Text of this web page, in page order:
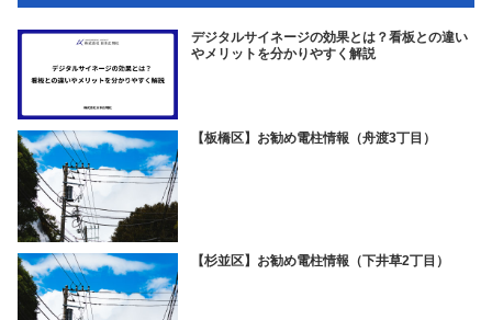
デジタルサイネージの効果とは？看板との違い
やメリットを分かりやすく解説
【板橋区】お勧め電柱情報（舟渡3丁目）
【杉並区】お勧め電柱情報（下井草2丁目）